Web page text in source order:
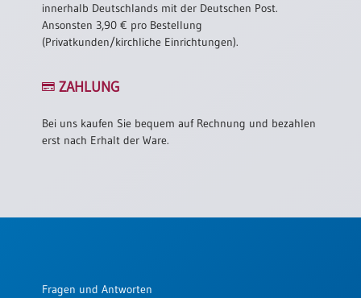
Broschüren
Urkundenscheine
innerhalb Deutschlands mit der Deutschen Post.
Ansonsten 3,90 € pro Bestellung
(Privatkunden/kirchliche Einrichtungen).
ZAHLUNG
Bei uns kaufen Sie bequem auf Rechnung und bezahlen
erst nach Erhalt der Ware.
Fragen und Antworten